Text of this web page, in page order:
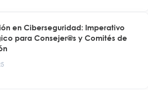
en Ciberseguridad: Imperativo
para Consejer@s y Comités de